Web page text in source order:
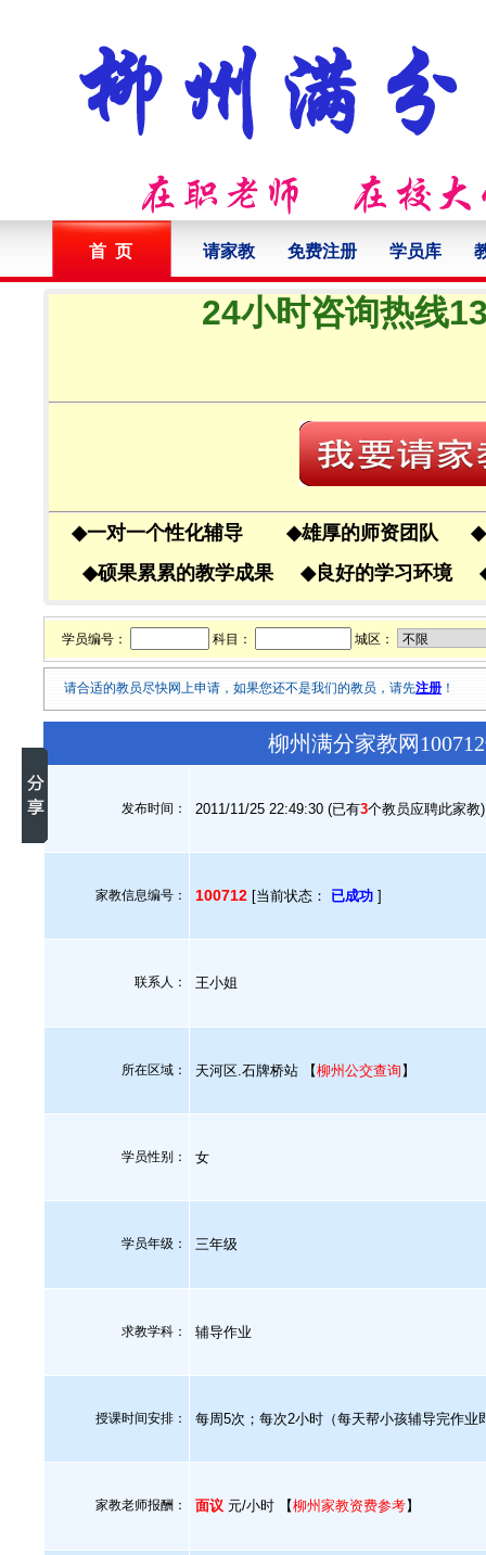
首 页 请家教 免费注册 学员库
24小时咨询热线
◆一对一个性化辅导 ◆雄厚的师资团队 ◆
◆硕果累累的教学成果 ◆良好的学习环境
学员编号： 科目： 城区：
请合适的教员尽快网上申请，如果您还不是我们的教员，请先注册 ！
柳州满分家教网
发布时间： 2011/11/25 22:49:30 (已有3个教员应聘此家教)
家教信息编号： 100712 [当前状态： 已成功 ]
联系人： 王小姐
所在区域： 天河区.石牌桥站 【柳州公交查询 】
学员性别： 女
学员年级： 三年级
求教学科： 辅导作业
授课时间安排： 每周5次；每次2小时（每天帮小孩辅导完作业
家教老师报酬： 面议 元/小时 【柳州家教资费参考】